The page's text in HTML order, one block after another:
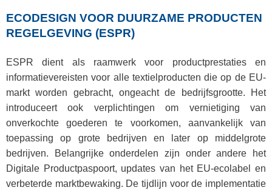
ECODESIGN VOOR DUURZAME PRODUCTEN
REGELGEVING (ESPR)
ESPR dient als raamwerk voor productprestaties en
informatievereisten voor alle textielproducten die op de EU-
markt worden gebracht, ongeacht de bedrijfsgrootte. Het
introduceert ook verplichtingen om vernietiging van
onverkochte goederen te voorkomen, aanvankelijk van
toepassing op grote bedrijven en later op middelgrote
bedrijven. Belangrijke onderdelen zijn onder andere het
Digitale Productpaspoort, updates van het EU-ecolabel en
verbeterde marktbewaking. De tijdlijn voor de implementatie